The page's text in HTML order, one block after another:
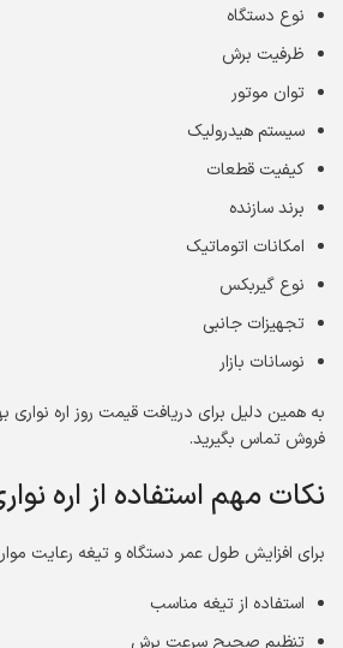
نوع دستگاه
ظرفیت برش
توان موتور
سیستم هیدرولیک
کیفیت قطعات
برند سازنده
امکانات اتوماتیک
نوع گیربکس
تجهیزات جانبی
نوسانات بازار
به همین دلیل برای دریافت قیمت روز اره نواری
فروش تماس بگیرید.
نکات مهم استفاده از اره
برای افزایش طول عمر دستگاه و تیغه رعایت
استفاده از تیغه مناسب
تنظیم صحیح سرعت برش